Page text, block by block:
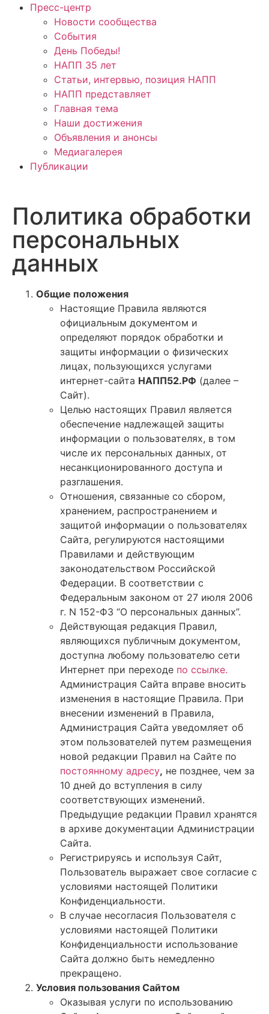
Пресс-центр
Новости сообщества
События
День Победы!
НАПП 35 лет
Статьи, интервью, позиция НАПП
НАПП представляет
Главная тема
Наши достижения
Объявления и анонсы
Медиагалерея
Публикации
Политика обработки
персональных
данных
Общие положения
Настоящие Правила являются
официальным документом и
определяют порядок обработки и
защиты информации о физических
лицах, пользующихся услугами
интернет-сайта НАПП52.РФ (далее –
Сайт).
Целью настоящих Правил является
обеспечение надлежащей защиты
информации о пользователях, в том
числе их персональных данных, от
несанкционированного доступа и
разглашения.
Отношения, связанные со сбором,
хранением, распространением и
защитой информации о пользователях
Сайта, регулируются настоящими
Правилами и действующим
законодательством Российской
Федерации. В соответствии с
Федеральным законом от 27 июля 2006
г. N 152-ФЗ “О персональных данных”.
Действующая редакция Правил,
являющихся публичным документом,
доступна любому пользователю сети
Интернет при переходе по ссылке.
Администрация Сайта вправе вносить
изменения в настоящие Правила. При
внесении изменений в Правила,
Администрация Сайта уведомляет об
этом пользователей путем размещения
новой редакции Правил на Сайте по
постоянному адресу, не позднее, чем за
10 дней до вступления в силу
соответствующих изменений.
Предыдущие редакции Правил хранятся
в архиве документации Администрации
Сайта.
Регистрируясь и используя Сайт,
Пользователь выражает свое согласие с
условиями настоящей Политики
Конфиденциальности.
В случае несогласия Пользователя с
условиями настоящей Политики
Конфиденциальности использование
Сайта должно быть немедленно
прекращено.
Условия пользования Сайтом
Оказывая услуги по использованию